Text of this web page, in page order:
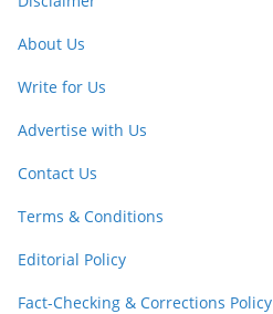
About Us
Write for Us
Advertise with Us
Contact Us
Terms & Conditions
Editorial Policy
Fact-Checking & Corrections Policy